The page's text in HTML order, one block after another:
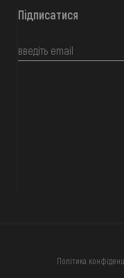
Підписатися
Політика